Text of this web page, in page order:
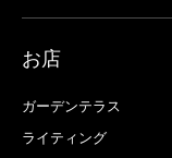
お店
ガーデンテラス
ライティング